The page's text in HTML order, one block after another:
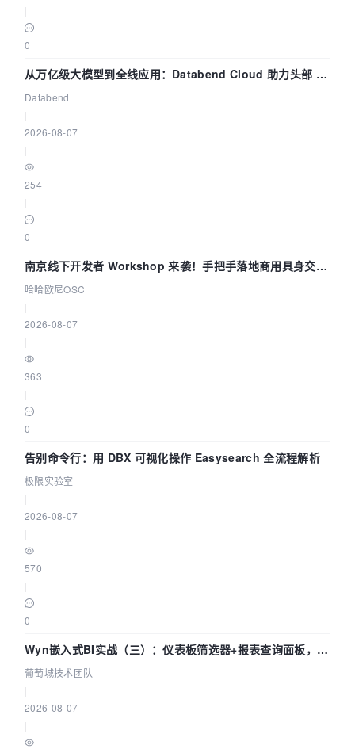
0
从万亿级大模型到全线应用：Databend Cloud 助力头部 AI
企业构建全链路 Trace 数据管道
Databend
2026-08-07
254
0
南京线下开发者 Workshop 来袭！手把手落地商用具身交互
智能 Agent 应用
哈哈欧尼OSC
2026-08-07
363
0
告别命令行：用 DBX 可视化操作 Easysearch 全流程解析
极限实验室
2026-08-07
570
0
Wyn嵌入式BI实战（三）：仪表板筛选器+报表查询面板，参
数联动全闭环
葡萄城技术团队
2026-08-07